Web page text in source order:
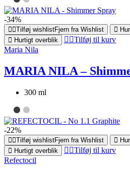
-34%
Tilføj wishlistFjern fra Wishlist
Hurtigt overblik
Tilføj til kurv
Maria Nila
MARIA NILA –
300 ml
-22%
Tilføj wishlistFjern fra Wishlist
Hurtigt overblik
Tilføj til kurv
Refectocil